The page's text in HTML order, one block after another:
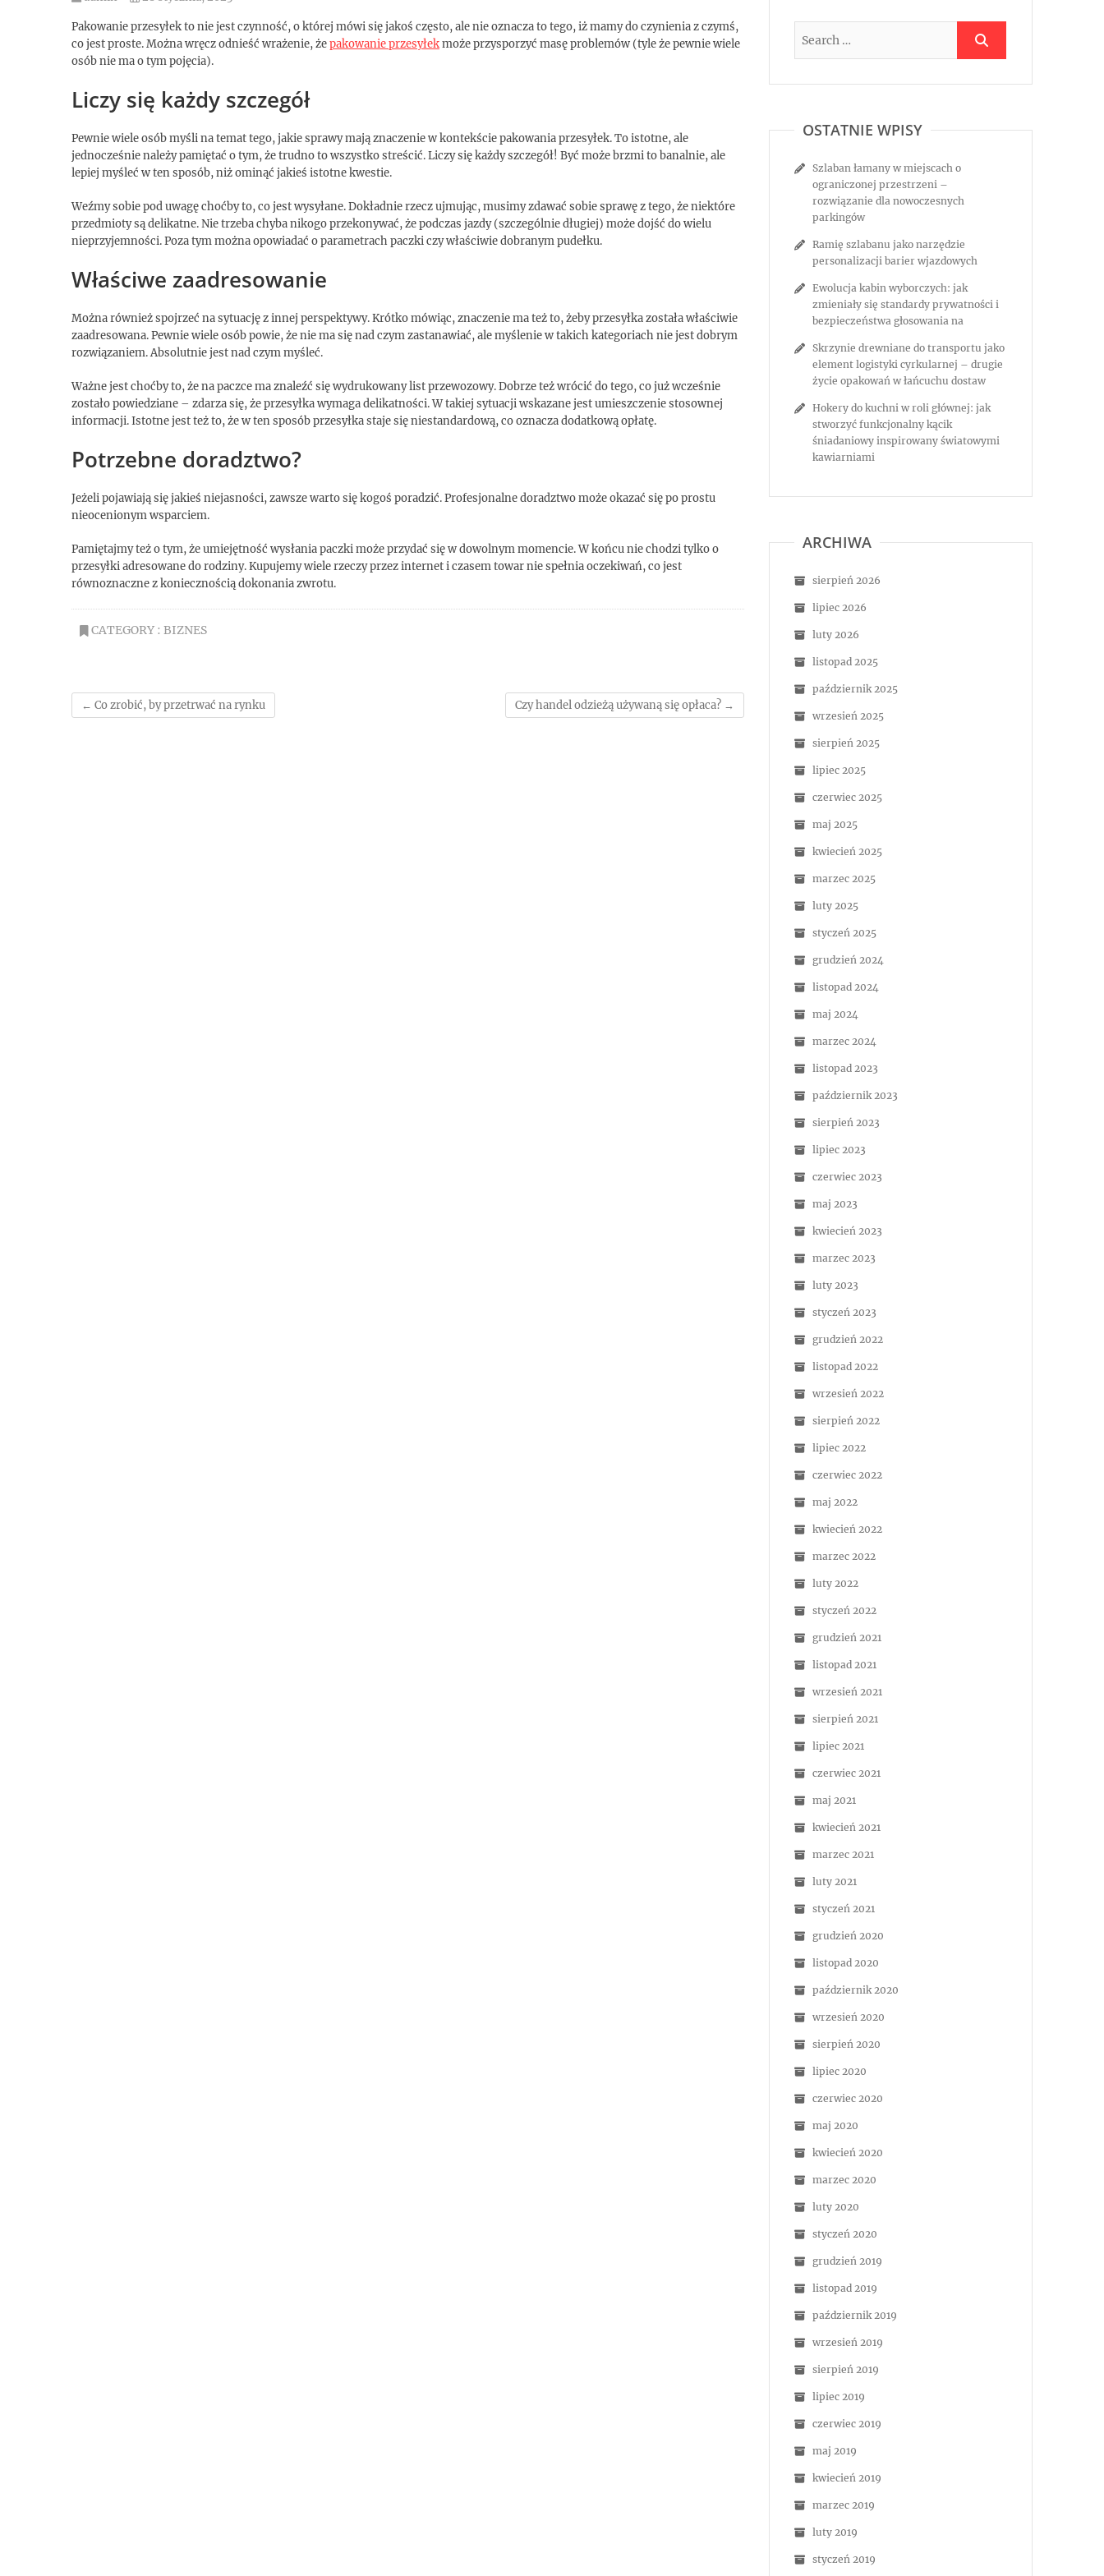
Pakowanie przesyłek to nie jest czynność, o której mówi się jakoś często, ale nie oznacza to tego, iż mamy do czynienia z czymś,
co jest proste. Można wręcz odnieść wrażenie, żepakowanie przesyłekmoże przysporzyć masę problemów (tyle że pewnie wiele
osób nie ma o tym pojęcia).
Liczy się każdy szczegół
Pewnie wiele osób myśli na temat tego, jakie sprawy mają znaczenie w kontekście pakowania przesyłek. To istotne, ale
jednocześnie należy pamiętać o tym, że trudno to wszystko streścić. Liczy się każdy szczegół! Być może brzmi to banalnie, ale
lepiej myśleć w ten sposób, niż ominąć jakieś istotne kwestie.
Weźmy sobie pod uwagę choćby to, co jest wysyłane. Dokładnie rzecz ujmując, musimy zdawać sobie sprawę z tego, że niektóre
przedmioty są delikatne. Nie trzeba chyba nikogo przekonywać, że podczas jazdy (szczególnie długiej) może dojść do wielu
nieprzyjemności. Poza tym można opowiadać o parametrach paczki czy właściwie dobranym pudełku.
Właściwe zaadresowanie
Można również spojrzeć na sytuację z innej perspektywy. Krótko mówiąc, znaczenie ma też to, żeby przesyłka została właściwie
zaadresowana. Pewnie wiele osób powie, że nie ma się nad czym zastanawiać, ale myślenie w takich kategoriach nie jest dobrym
rozwiązaniem. Absolutnie jest nad czym myśleć.
Ważne jest choćby to, że na paczce ma znaleźć się wydrukowany list przewozowy. Dobrze też wrócić do tego, co już wcześnie
zostało powiedziane – zdarza się, że przesyłka wymaga delikatności. W takiej sytuacji wskazane jest umieszczenie stosownej
informacji. Istotne jest też to, że w ten sposób przesyłka staje się niestandardową, co oznacza dodatkową opłatę.
Potrzebne doradztwo?
Jeżeli pojawiają się jakieś niejasności, zawsze warto się kogoś poradzić. Profesjonalne doradztwo może okazać się po prostu
nieocenionym wsparciem.
Pamiętajmy też o tym, że umiejętność wysłania paczki może przydać się w dowolnym momencie. W końcu nie chodzi tylko o
przesyłki adresowane do rodziny. Kupujemy wiele rzeczy przez internet i czasem towar nie spełnia oczekiwań, co jest
równoznaczne z koniecznością dokonania zwrotu.
CATEGORY : BIZNES
← Co zrobić, by przetrwać na rynku Czy handel odzieżą używaną się opłaca? →
OSTATNIE WPISY
Szlaban łamany w miejscach o
ograniczonej przestrzeni –
rozwiązanie dla nowoczesnych
parkingów
Ramię szlabanu jako narzędzie
personalizacji barier wjazdowych
Ewolucja kabin wyborczych: jak
zmieniały się standardy prywatności i
bezpieczeństwa głosowania na
Skrzynie drewniane do transportu jako
element logistyki cyrkularnej – drugie
życie opakowań w łańcuchu dostaw
Hokery do kuchni w roli głównej: jak
stworzyć funkcjonalny kącik
śniadaniowy inspirowany światowymi
kawiarniami
ARCHIWA
sierpień 2026
lipiec 2026
luty 2026
listopad 2025
październik 2025
wrzesień 2025
sierpień 2025
lipiec 2025
czerwiec 2025
maj 2025
kwiecień 2025
marzec 2025
luty 2025
styczeń 2025
grudzień 2024
listopad 2024
maj 2024
marzec 2024
listopad 2023
październik 2023
sierpień 2023
lipiec 2023
czerwiec 2023
maj 2023
kwiecień 2023
marzec 2023
luty 2023
styczeń 2023
grudzień 2022
listopad 2022
wrzesień 2022
sierpień 2022
lipiec 2022
czerwiec 2022
maj 2022
kwiecień 2022
marzec 2022
luty 2022
styczeń 2022
grudzień 2021
listopad 2021
wrzesień 2021
sierpień 2021
lipiec 2021
czerwiec 2021
maj 2021
kwiecień 2021
marzec 2021
luty 2021
styczeń 2021
grudzień 2020
listopad 2020
październik 2020
wrzesień 2020
sierpień 2020
lipiec 2020
czerwiec 2020
maj 2020
kwiecień 2020
marzec 2020
luty 2020
styczeń 2020
grudzień 2019
listopad 2019
październik 2019
wrzesień 2019
sierpień 2019
lipiec 2019
czerwiec 2019
maj 2019
kwiecień 2019
marzec 2019
luty 2019
styczeń 2019